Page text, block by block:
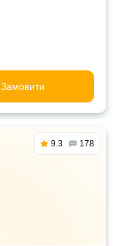
Замовити
9.3 178